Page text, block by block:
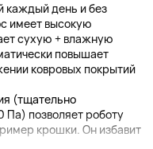
каждый день и без
имеет высокую
сухую + влажную
повышает
ковровых покрытий
(тщательно
позволяет роботу
крошки. Он избавит